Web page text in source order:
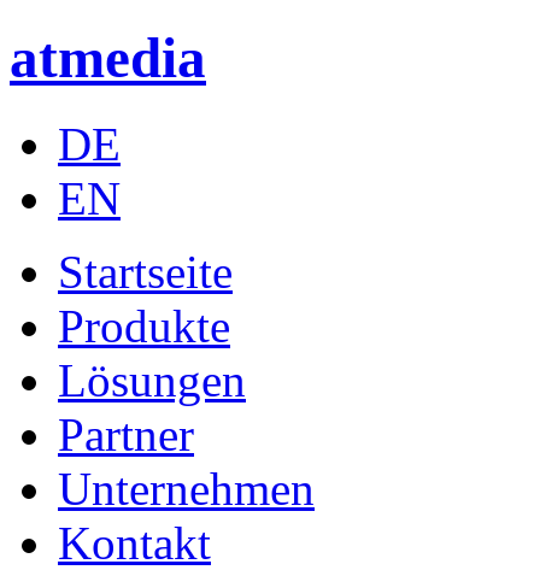
atmedia
DE
EN
Startseite
Produkte
Lösungen
Partner
Unternehmen
Kontakt